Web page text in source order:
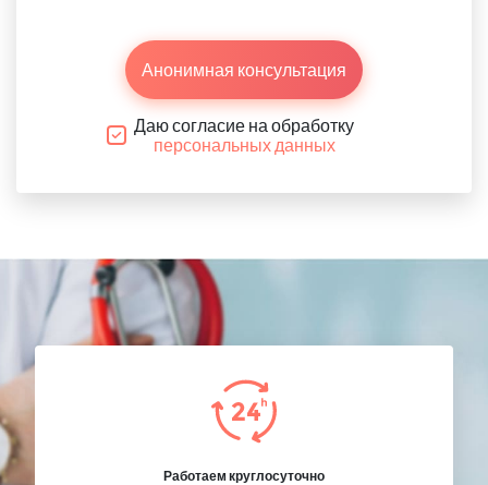
Анонимная консультация
Даю согласие на обработку
персональных данных
Работаем круглосуточно